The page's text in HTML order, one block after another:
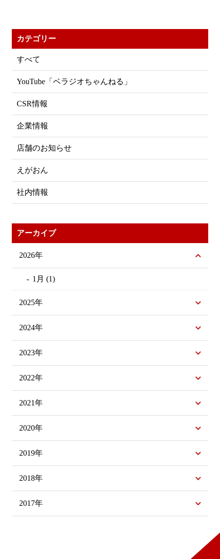
カテゴリー
すべて
YouTube「ベラジオちゃんねる」
CSR情報
企業情報
店舗のお知らせ
えがおん
社内情報
アーカイブ
2026年
1月 (1)
2025年
2024年
2023年
2022年
2021年
2020年
2019年
2018年
2017年